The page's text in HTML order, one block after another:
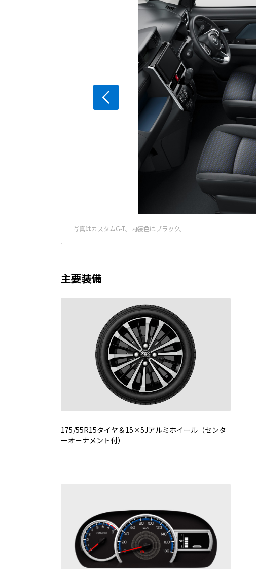
写真はカスタムG-T。内装色はブラック。
主要装備
175/55R15タイヤ＆15×5Jアルミホイール（センタ
ーオーナメント付）